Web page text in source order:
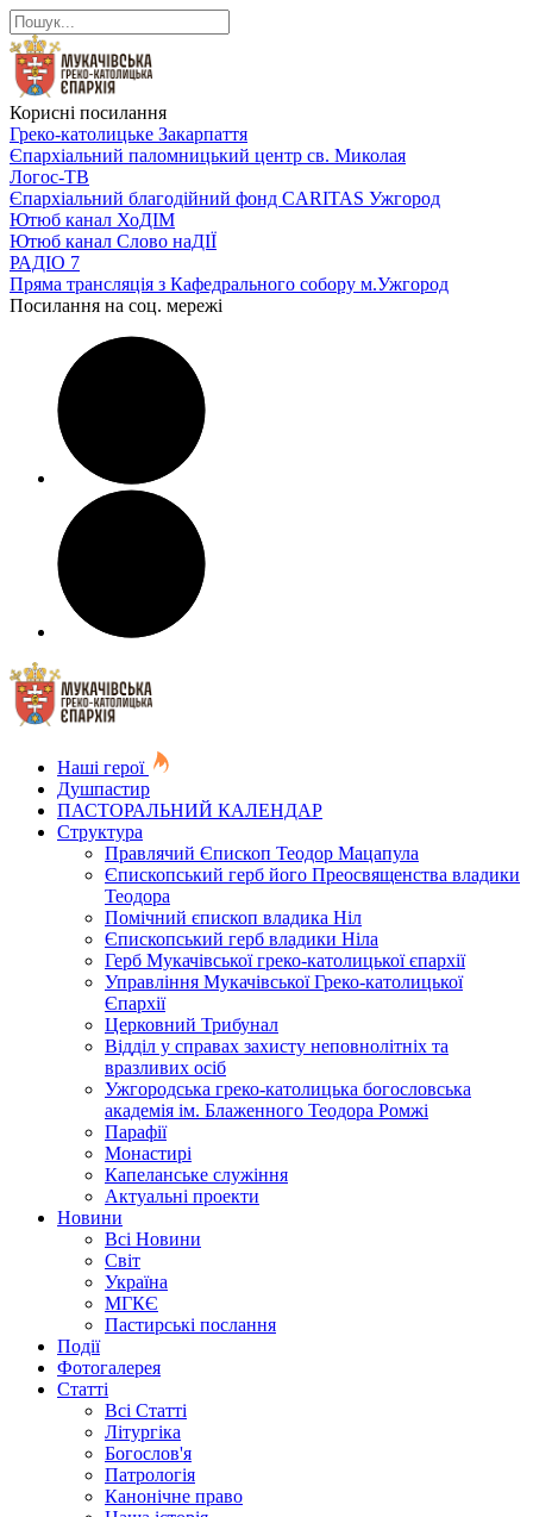
Корисні посилання
Греко-католицьке Закарпаття
Єпархіальний паломницький центр св. Миколая
Логос-ТВ
Єпархіальний благодійний фонд CARITAS Ужгород
Ютюб канал ХоДІМ
Ютюб канал Слово наДІЇ
РАДІО 7
Пряма трансляція з Кафедрального собору м.Ужгород
Посилання на соц. мережі
Наші герої
Душпастир
ПАСТОРАЛЬНИЙ КАЛЕНДАР
Структура
Правлячий Єпископ Теодор Мацапула
Єпископський герб його Преосвященства владики
Теодора
Помічний єпископ владика Ніл
Єпископський герб владики Ніла
Герб Мукачівської греко-католицької єпархії
Управління Мукачівської Греко-католицької
Єпархії
Церковний Трибунал
Відділ у справах захисту неповнолітніх та
вразливих осіб
Ужгородська греко-католицька богословська
академія ім. Блаженного Теодора Ромжі
Парафії
Монастирі
Капеланське служіння
Актуальні проекти
Новини
Всі Новини
Світ
Україна
МГКЄ
Пастирські послання
Події
Фотогалерея
Статті
Всі Статті
Літургіка
Богослов'я
Патрологія
Канонічне право